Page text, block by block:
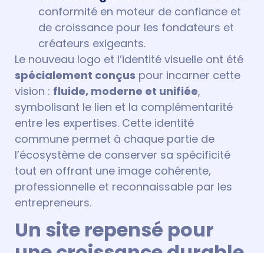
conformité en moteur de confiance et
de croissance pour les fondateurs et
créateurs exigeants.
Le nouveau logo et l’identité visuelle ont été
spécialement conçus pour incarner cette
vision : fluide, moderne et unifiée,
symbolisant le lien et la complémentarité
entre les expertises. Cette identité
commune permet à chaque partie de
l’écosystème de conserver sa spécificité
tout en offrant une image cohérente,
professionnelle et reconnaissable par les
entrepreneurs.
Un site repensé pour